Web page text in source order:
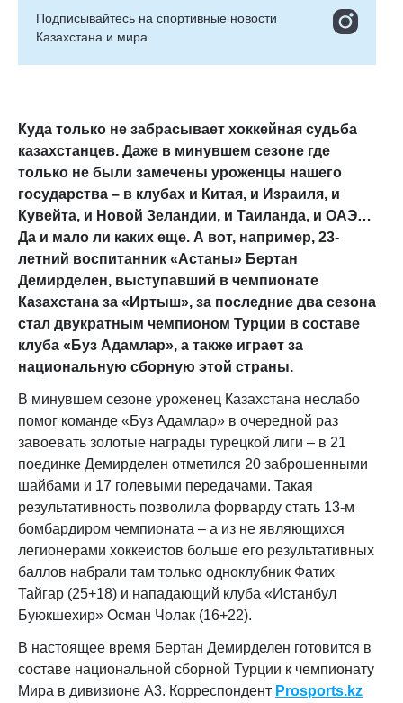
Подписывайтесь на cпортивные новости
Казахстана и мира
Куда только не забрасывает хоккейная судьба
казахстанцев. Даже в минувшем сезоне где
только не были замечены уроженцы нашего
государства – в клубах и Китая, и Израиля, и
Кувейта, и Новой Зеландии, и Таиланда, и ОАЭ…
Да и мало ли каких еще. А вот, например, 23-
летний воспитанник «Астаны» Бертан
Демирделен, выступавший в чемпионате
Казахстана за «Иртыш», за последние два сезона
стал двукратным чемпионом Турции в составе
клуба «Буз Адамлар», а также играет за
национальную сборную этой страны.
В минувшем сезоне уроженец Казахстана неслабо
помог команде «Буз Адамлар» в очередной раз
завоевать золотые награды турецкой лиги – в 21
поединке Демирделен отметился 20 заброшенными
шайбами и 17 голевыми передачами. Такая
результативность позволила форварду стать 13-м
бомбардиром чемпионата – а из не являющихся
легионерами хоккеистов больше его результативных
баллов набрали там только одноклубник Фатих
Тайгар (25+18) и нападающий клуба «Истанбул
Буюкшехир» Осман Чолак (16+22).
В настоящее время Бертан Демирделен готовится в
составе национальной сборной Турции к чемпионату
Мира в дивизионе А3. Корреспондент Prosports.kz